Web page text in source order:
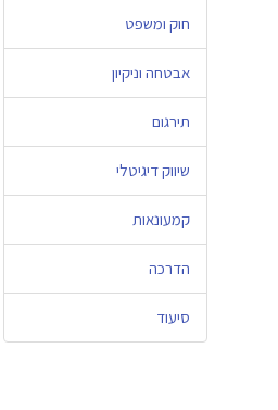
חוק ומשפט
אבטחה וניקיון
תירגום
שיווק דיגיטלי
קמעונאות
הדרכה
סיעוד